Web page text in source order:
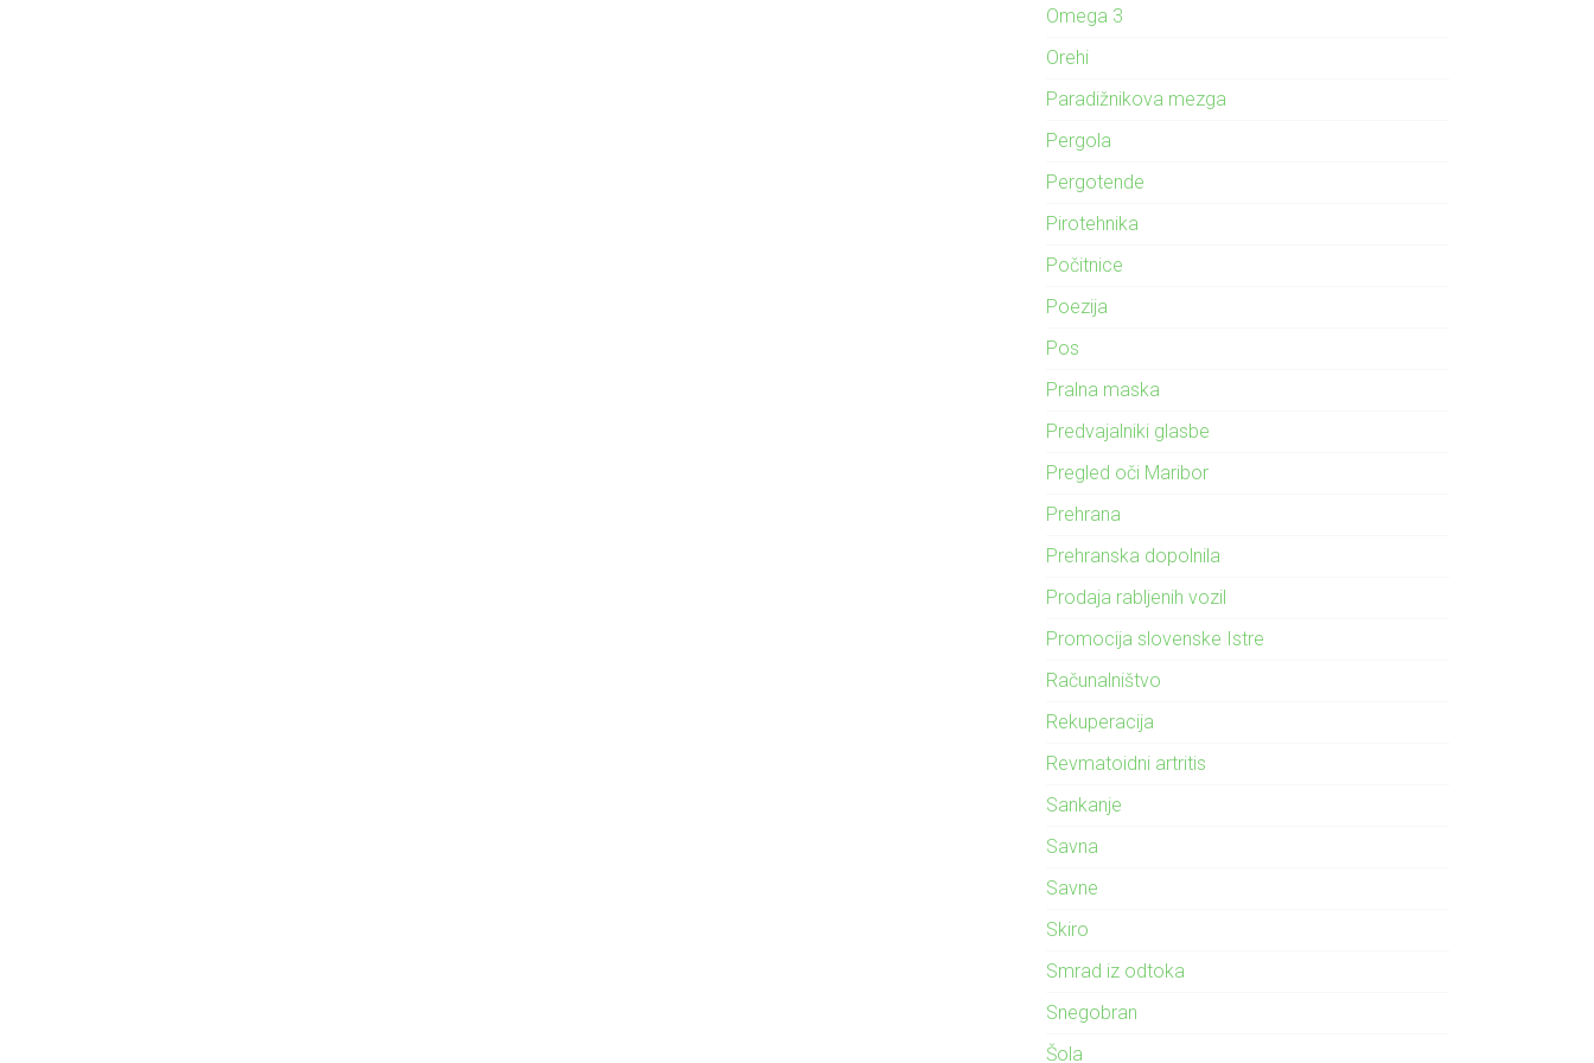
Omega 3
Orehi
Paradižnikova mezga
Pergola
Pergotende
Pirotehnika
Počitnice
Poezija
Pos
Pralna maska
Predvajalniki glasbe
Pregled oči Maribor
Prehrana
Prehranska dopolnila
Prodaja rabljenih vozil
Promocija slovenske Istre
Računalništvo
Rekuperacija
Revmatoidni artritis
Sankanje
Savna
Savne
Skiro
Smrad iz odtoka
Snegobran
Šola